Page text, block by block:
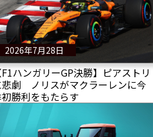
2026年7月28日
F1ハンガリーGP決勝】ピアストリ
悲劇 ノリスがマクラーレンに今
勝利をもたらす